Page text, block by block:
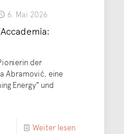
6. Mai 2026
der
Abramović, eine
Energy" und
Weiter lesen